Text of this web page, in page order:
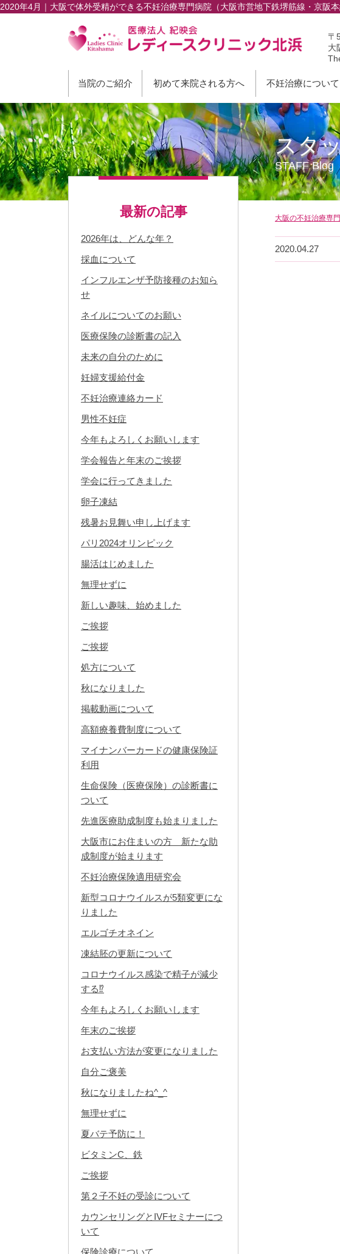
2020年4月｜大阪で体外受精ができる不妊治療専門病院（大阪市営地下鉄堺筋線・京阪本
〒
大
当院のご紹介 初めて来院される方へ 不妊治療について
スタ
STAFF Blog
大阪の不妊治療専
2020.04.27
最新の記事
2026年は、どんな年？
採血について
インフルエンザ予防接種のお知ら
せ
ネイルについてのお願い
医療保険の診断書の記入
未来の自分のために
妊婦支援給付金
不妊治療連絡カード
男性不妊症
今年もよろしくお願いします
学会報告と年末のご挨拶
学会に行ってきました
卵子凍結
残暑お見舞い申し上げます
パリ2024オリンピック
腸活はじめました
無理せずに
新しい趣味、始めました
ご挨拶
ご挨拶
処方について
秋になりました
掲載動画について
高額療養費制度について
マイナンバーカードの健康保険証
利用
生命保険（医療保険）の診断書に
ついて
先進医療助成制度も始まりました
大阪市にお住まいの方 新たな助
成制度が始まります
不妊治療保険適用研究会
新型コロナウイルスが5類変更にな
りました
エルゴチオネイン
凍結胚の更新について
コロナウイルス感染で精子が減少
する⁉
今年もよろしくお願いします
年末のご挨拶
お支払い方法が変更になりました
自分ご褒美
秋になりましたね^_^
無理せずに
夏バテ予防に！
ビタミンC、鉄
ご挨拶
第２子不妊の受診について
カウンセリングとIVFセミナーにつ
いて
保険診療について